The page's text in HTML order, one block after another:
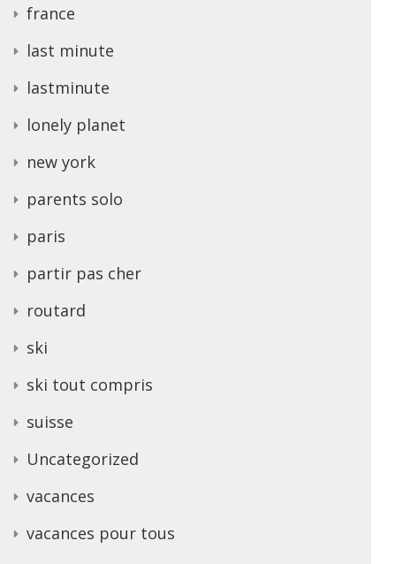
france
last minute
lastminute
lonely planet
new york
parents solo
paris
partir pas cher
routard
ski
ski tout compris
suisse
Uncategorized
vacances
vacances pour tous